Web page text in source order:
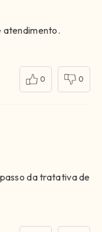
atendimento.
0 0
da tratativa de